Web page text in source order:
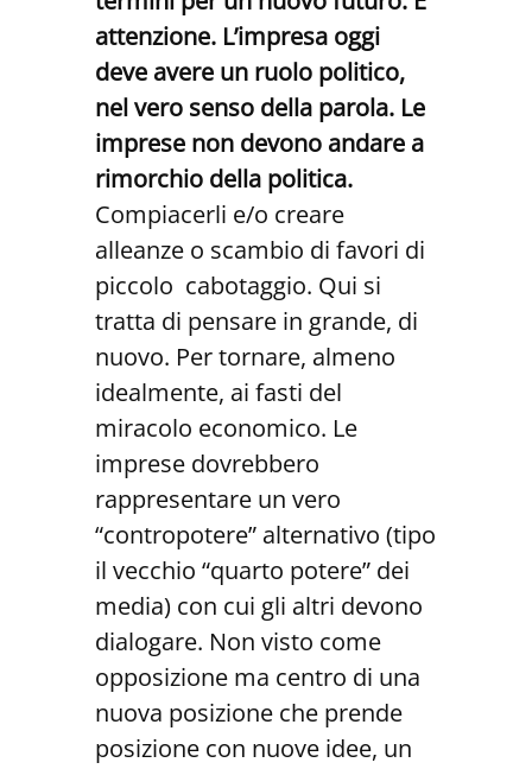
attenzione. L’impresa oggi
deve avere un ruolo politico,
nel vero senso della parola. Le
imprese non devono andare a
rimorchio della politica.
Compiacerli e/o creare
alleanze o scambio di favori di
piccolo cabotaggio. Qui si
tratta di pensare in grande, di
nuovo. Per tornare, almeno
idealmente, ai fasti del
miracolo economico. Le
imprese dovrebbero
rappresentare un vero
“contropotere” alternativo (tipo
il vecchio “quarto potere” dei
media) con cui gli altri devono
dialogare. Non visto come
opposizione ma centro di una
nuova posizione che prende
posizione con nuove idee, un